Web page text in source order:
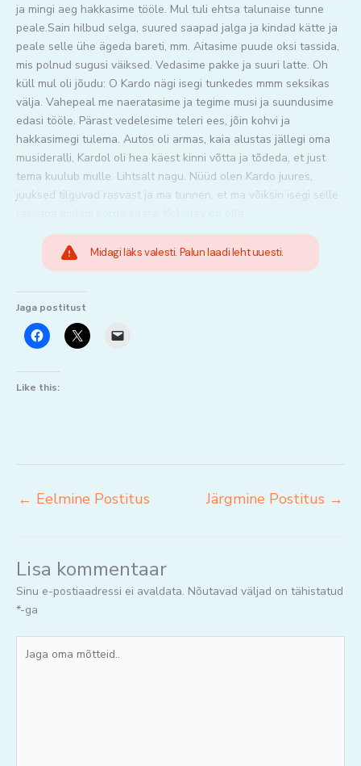
ja mingi aeg hakkasime tööle. Mul tuli ehtsa talunaise tunne
peale.Sain hilbud selga, suured saapad jalga ja kindad kätte ja
peale selle ühe ägeda bareti, mm. Aitasime puude oksi tassida,
mis polnud sugusi väiksed. Vedasime pakke ja suuri latte. Oh
küll mul oli jõudu: O Kardo nägi isegi tunkedes mmm seksikas
välja. Vahepeal me naeratasime ja tegime musi ja suundusime
edasi tööle. Pärast vedelesime teleri ees, jõin kohvi ja
hakkasimegi tulema. Autos oli armas, kaia alustas jällegi oma
musideralli, Kardol oli hea käest kinni võtta ja tõdeda, et just
tema kuulub mulle. Lihtsalt nagu. Nüüd olen Kardo juures,
juuksed tilguvad rasvast ja ma tunnen, et ma võiksin isegi selle
Midagi läks valesti. Palun laadi leht uuesti.
Jaga postitust
Like this:
← Eelmine Postitus Järgmine Postitus →
Lisa kommentaar
Sinu e-postiaadressi ei avaldata. Nõutavad väljad on tähistatud
*-ga
oma